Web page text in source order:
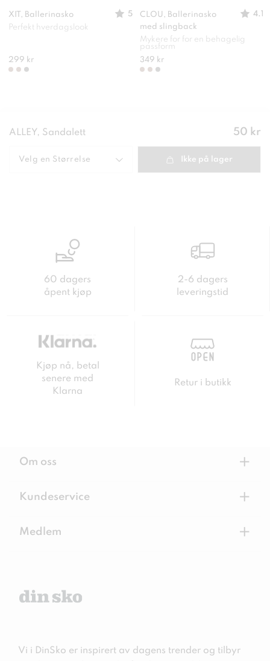
XIT, Ballerinasko
5
Perfekt hverdagslook
299 kr
CLOU, Ballerinasko
med slingback
4.1
Mykere for for en behagelig
passform
349 kr
ALLEY, Sandalett Pris:
50 kr
Velg en Størrelse Ikke på lager
60 dagers
åpent kjøp
2-6 dagers
leveringstid
Kjøp nå, betal
senere med
Klarna
Retur i butikk
Om oss +
Kundeservice +
Medlem +
Vi i DinSko er inspirert av dagens trender og tilbyr